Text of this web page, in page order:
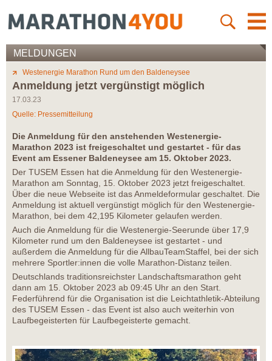
MELDUNGEN
Westenergie Marathon Rund um den Baldeneysee
Anmeldung jetzt vergünstigt möglich
17.03.23
Quelle: Pressemitteilung
Die Anmeldung für den anstehenden Westenergie-
Marathon 2023 ist freigeschaltet und gestartet - für das
Event am Essener Baldeneysee am 15. Oktober 2023.
Der TUSEM Essen hat die Anmeldung für den Westenergie-
Marathon am Sonntag, 15. Oktober 2023 jetzt freigeschaltet.
Über die neue Webseite ist das Anmeldeformular geschaltet. Die
Anmeldung ist aktuell vergünstigt möglich für den Westenergie-
Marathon, bei dem 42,195 Kilometer gelaufen werden.
Auch die Anmeldung für die Westenergie-Seerunde über 17,9
Kilometer rund um den Baldeneysee ist gestartet - und
außerdem die Anmeldung für die AllbauTeamStaffel, bei der sich
mehrere Sportler:innen die volle Marathon-Distanz teilen.
Deutschlands traditionsreichster Landschaftsmarathon geht
dann am 15. Oktober 2023 ab 09:45 Uhr an den Start.
Federführend für die Organisation ist die Leichtathletik-Abteilung
des TUSEM Essen - das Event ist also auch weiterhin von
Laufbegeisterten für Laufbegeisterte gemacht.